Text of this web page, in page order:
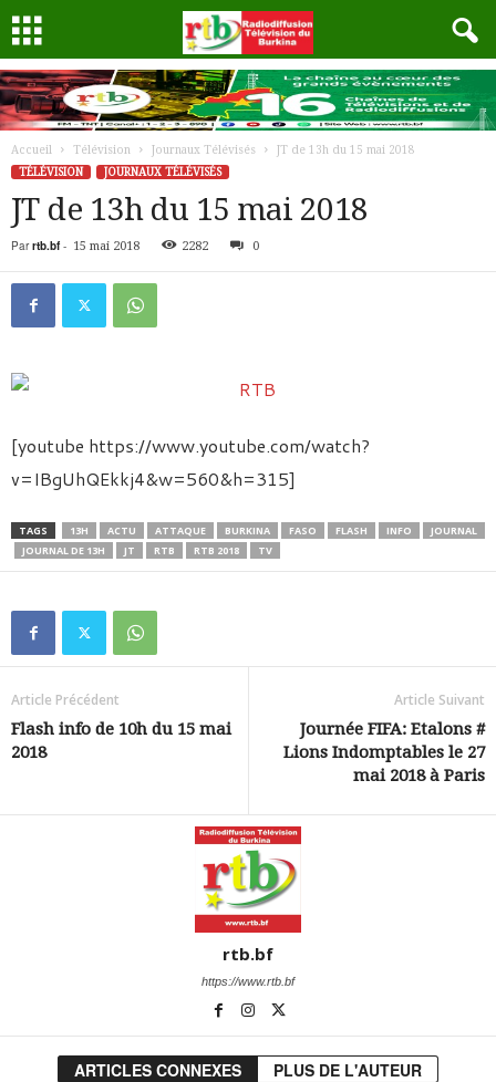
Accueil Télévision Journaux Télévisés
JT de 13h du 15 mai 2018
TÉLÉVISION
JOURNAUX TÉLÉVISÉS
JT de 13h du 15 mai 2018
Par rtb.bf- 15 mai 2018 2282 0
[youtube https://www.youtube.com/watch?
v=IBgUhQEkkj4&w=560&h=315]
TAGS 13H ACTU ATTAQUE BURKINA FASO FLASH INFO
JOURNAL
JOURNAL DE 13H
JT RTB RTB 2018 TV
Article Précédent
Flash info de 10h du 15 mai
2018
Article Suivant
Journée FIFA: Etalons #
Lions Indomptables le 27
mai 2018 à Paris
rtb.bf
https://www.rtb.bf
ARTICLES CONNEXES PLUS DE L'AUTEUR